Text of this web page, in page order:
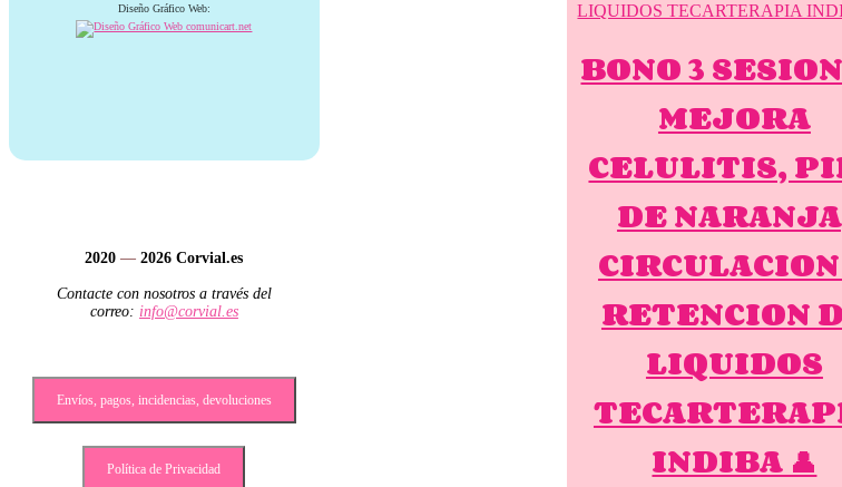
BONO 3
MEJORA
CELULITIS,
DE
RETENCION
LIQUIDOS
INDIBA 👤
Diseño Gráfico Web:
2020— 2026 Corvial.es
Contacte con nosotros a través del
correo: info@corvial.es
Envíos, pagos, incidencias, devoluciones
Política de Privacidad